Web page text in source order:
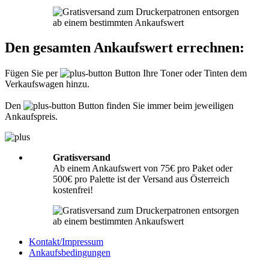
Informationen hierzu finden Sie unter Richtig packen.
Bitte legen Sie Ihrer Lieferung immer den
Angaben bei: Firmenname, Ansprechpartner, Adresse, Telefon- und
Faxnummer, Email-Adresse und Steuernummer. Falls Sie als Privatperson
senden, benötigen wir nur Ihren Namen, Adresse, Telefonnummer und
Tinten ist nicht erforderlich.
Den gesamten Ankaufswert errechnen:
Fügen Sie per
Button Ihre Toner oder Tinten dem
Verkaufswagen hinzu.
Den
Button finden Sie immer beim jeweiligen
Ankaufspreis.
Gratisversand
Ab einem Ankaufswert von 75€ pro Paket oder
500€ pro Palette ist der Versand aus Österreich
kostenfrei!
Kontakt/Impressum
Ankaufsbedingungen